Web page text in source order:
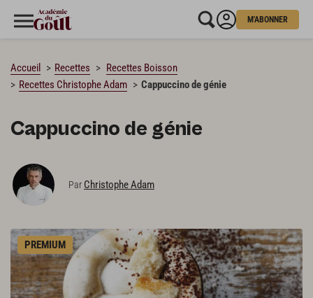
M'ABONNER
Accueil Recettes
Recettes Boisson
Recettes Christophe Adam
Cappuccino de génie
Cappuccino de génie
Par Christophe Adam
PREMIUM
CHARGEMENT…